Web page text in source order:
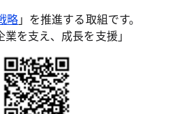
略」を推進する取組です。
を支え、成長を支援」